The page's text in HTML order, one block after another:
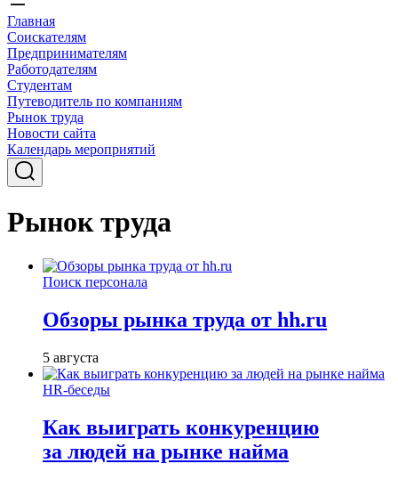
Главная
Соискателям
Предпринимателям
Работодателям
Студентам
Путеводитель по компаниям
Рынок труда
Новости сайта
Календарь мероприятий
Рынок труда
Поиск персонала
Обзоры рынка труда от hh.ru
5 августа
HR-беседы
Как выиграть конкуренцию
за людей на рынке найма